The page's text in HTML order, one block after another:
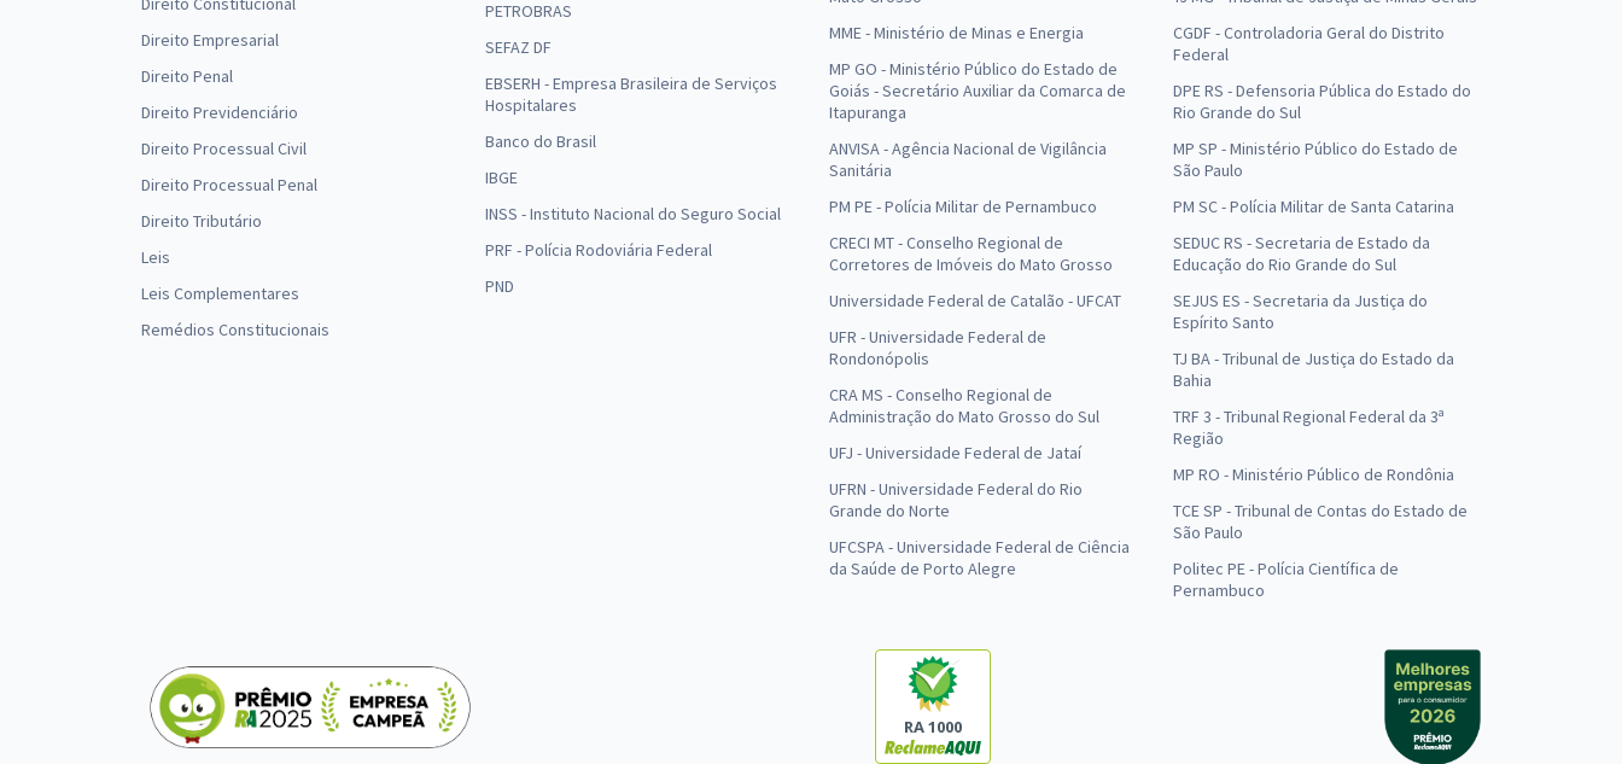
Direito Empresarial
Direito Penal
Direito Previdenciário
Direito Processual Civil
Direito Processual Penal
Direito Tributário
Leis
Leis Complementares
Remédios Constitucionais
PETROBRAS
SEFAZ DF
EBSERH - Empresa Brasileira de Serviços
Hospitalares
Banco do Brasil
IBGE
INSS - Instituto Nacional do Seguro Social
PRF - Polícia Rodoviária Federal
PND
MME - Ministério de Minas e Energia
MP GO - Ministério Público do Estado de
Goiás - Secretário Auxiliar da Comarca de
Itapuranga
ANVISA - Agência Nacional de Vigilância
Sanitária
PM PE - Polícia Militar de Pernambuco
CRECI MT - Conselho Regional de
Corretores de Imóveis do Mato Grosso
Universidade Federal de Catalão - UFCAT
UFR - Universidade Federal de
Rondonópolis
CRA MS - Conselho Regional de
Administração do Mato Grosso do Sul
UFJ - Universidade Federal de Jataí
UFRN - Universidade Federal do Rio
Grande do Norte
UFCSPA - Universidade Federal de Ciência
da Saúde de Porto Alegre
CGDF - Controladoria Geral do Distrito
Federal
DPE RS - Defensoria Pública do Estado do
Rio Grande do Sul
MP SP - Ministério Público do Estado de
São Paulo
PM SC - Polícia Militar de Santa Catarina
SEDUC RS - Secretaria de Estado da
Educação do Rio Grande do Sul
SEJUS ES - Secretaria da Justiça do
Espírito Santo
TJ BA - Tribunal de Justiça do Estado da
Bahia
TRF 3 - Tribunal Regional Federal da 3ª
Região
MP RO - Ministério Público de Rondônia
TCE SP - Tribunal de Contas do Estado de
São Paulo
Politec PE - Polícia Científica de
Pernambuco
RA 1000